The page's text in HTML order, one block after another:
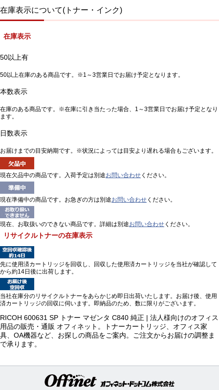
在庫表示について(トナー・インク)
在庫表示
50以上有
50以上在庫のある商品です。※1～3営業日でお届け予定となります。
本数表示
在庫のある商品です。※在庫に引き当たった場合、1～3営業日でお届け予定となり
ます。
日数表示
お届けまでの目安納期です。※状況によっては目安より遅れる場合もございます。
現在欠品中の商品です。入荷予定は別途お問い合わせ ください。
現在準備中の商品です。お急ぎの方は別途お問い合わせ ください。
現在、お取扱いのできない商品です。詳細は別途お問い合わせ ください。
リサイクルトナーの在庫表示
先に使用済カートリッジを回収し、回収した使用済カートリッジを当社が確認して
から約14日後に出荷します。
当社在庫分のリサイクルトナーをあらかじめ即日出荷いたします。お届け後、使用
済カートリッジの回収に伺います。即納品のため、数に限りがございます。
RICOH 600631 SP トナー マゼンタ C840 純正 | 法人様向けのオフィス
用品の販売・通販 オフィネット。トナーカートリッジ、オフィス家
具、OA機器など、お探しの商品をご案内。ご注文からお届けの調整ま
で承ります。